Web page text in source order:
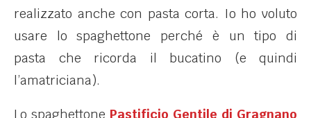
realizzato anche con pasta corta. Io ho voluto
usare lo spaghettone perché è un tipo di
pasta che ricorda il bucatino (e quindi
l’amatriciana).
Lo spaghettone Pastificio Gentile di Gragnano